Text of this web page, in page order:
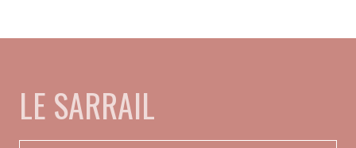
LE SARRAIL